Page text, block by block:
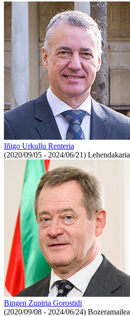
Iñigo Urkullu Renteria
(2020/09/05 - 2024/06/21) Lehendakaria
Bingen Zupiria Gorostidi
(2020/09/08 - 2024/06/24) Bozeramailea